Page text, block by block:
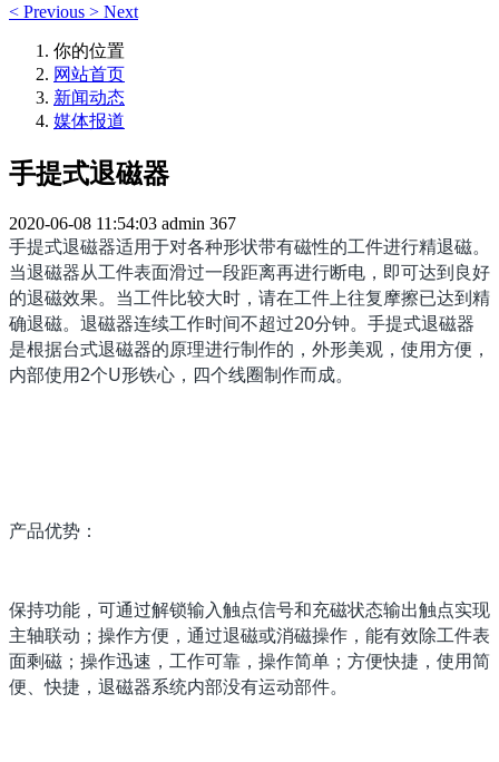
< Previous > Next
你的位置
网站首页
新闻动态
媒体报道
手提式退磁器
2020-06-08 11:54:03 admin 367
手提式退磁器适用于对各种形状带有磁性的工件进行精退磁。
当退磁器从工件表面滑过一段距离再进行断电，即可达到良好
的退磁效果。当工件比较大时，请在工件上往复摩擦已达到精
确退磁。退磁器连续工作时间不超过20分钟。手提式退磁器
是根据台式退磁器的原理进行制作的，外形美观，使用方便，
内部使用2个U形铁心，四个线圈制作而成。
产品优势：
保持功能，可通过解锁输入触点信号和充磁状态输出触点实现
主轴联动；操作方便，通过退磁或消磁操作，能有效除工件表
面剩磁；操作迅速，工作可靠，操作简单；方便快捷，使用简
便、快捷，退磁器系统内部没有运动部件。